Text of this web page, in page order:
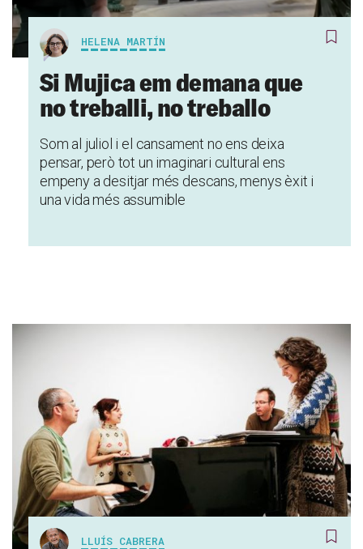
HELENA MARTÍN
Si Mujica em demana que
no treballi, no treballo
Som al juliol i el cansament no ens deixa
pensar, però tot un imaginari cultural ens
empeny a desitjar més descans, menys èxit i
una vida més assumible
LLUÍS CABRERA